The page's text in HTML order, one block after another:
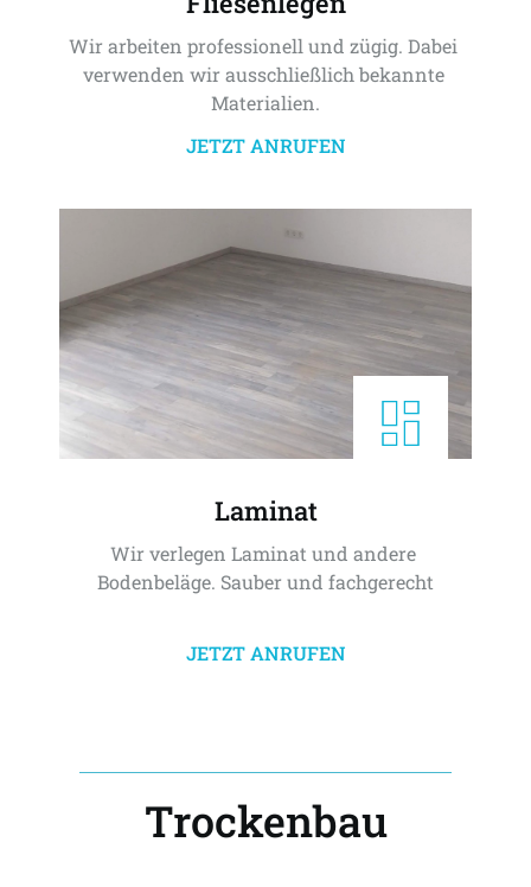
Wir arbeiten professionell und zügig. Dabei
verwenden wir ausschließlich bekannte
Materialien.
JETZT ANRUFEN
Laminat
Wir verlegen Laminat und andere
Bodenbeläge. Sauber und fachgerecht
JETZT ANRUFEN
Trockenbau